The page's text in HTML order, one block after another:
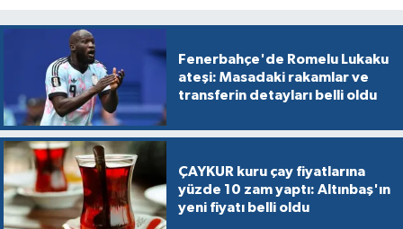
Fenerbahçe'de Romelu Lukaku
ateşi: Masadaki rakamlar ve
transferin detayları belli oldu
ÇAYKUR kuru çay fiyatlarına
yüzde 10 zam yaptı: Altınbaş'ın
yeni fiyatı belli oldu